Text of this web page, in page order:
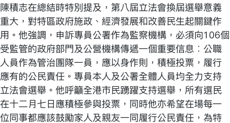
陳積志在總結時特別提及，第八屆立法會換屆選舉意義
重大，對特區政府施政、經濟發展和改善民生起關鍵作
用。他強調，申訴專員公署作為監察機構，必須向106個
受監管的政府部門及公營機構傳遞一個重要信息︰公職
人員作為管治團隊一員，應以身作則，積極投票，履行
應有的公民責任。專員本人及公署全體人員均全力支持
立法會選舉。他呼籲全港市民踴躍支持選舉，所有選民
在十二月七日應積極參與投票，同時他亦希望在場每一
位同事都應該鼓勵家人及親友一同履行公民責任，為特